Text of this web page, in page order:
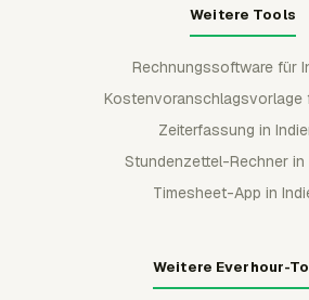
Weitere Tools
Rechnungssoftware für
Kostenvoranschlagsvorlage
Zeiterfassung in
Stundenzettel-Rechner in
Timesheet-App in
Weitere Everhour-